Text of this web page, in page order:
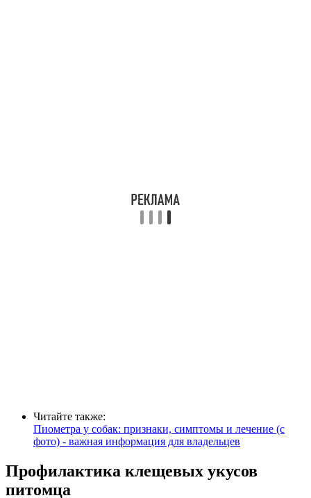
Читайте также:
Пиометра у собак: признаки, симптомы и лечение (с
фото) - важная информация для владельцев
Профилактика клещевых укусов
питомца